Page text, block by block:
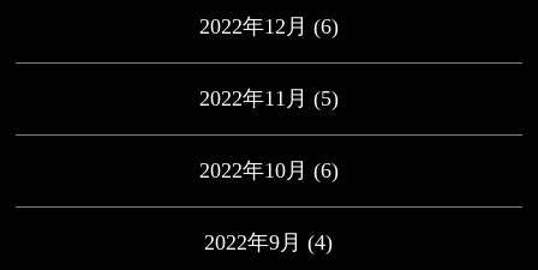
2022年12月 (6)
2022年11月 (5)
2022年10月 (6)
2022年9月 (4)